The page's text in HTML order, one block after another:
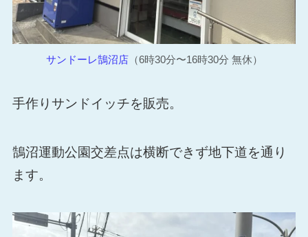
サンドーレ鵠沼店（6時30分〜16時30分 無休）
手作りサンドイッチを販売。
鵠沼運動公園交差点は横断できず地下道を通り
ます。